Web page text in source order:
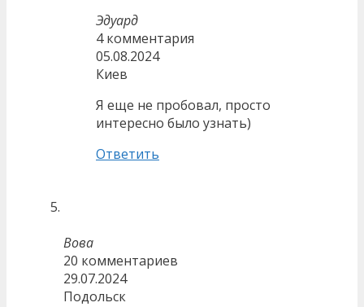
Эдуард
4 комментария
05.08.2024
Киев
Я еще не пробовал, просто
интересно было узнать)
Ответить
Вова
20 комментариев
29.07.2024
Подольск